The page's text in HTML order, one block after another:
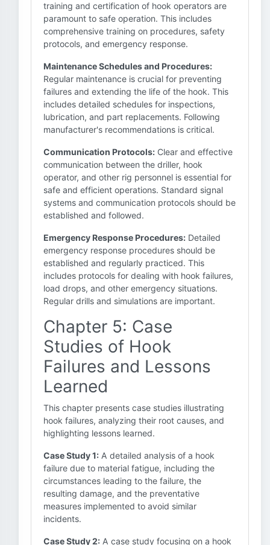
training and certification of hook operators are
paramount to safe operation. This includes
comprehensive training on procedures, safety
protocols, and emergency response.
Maintenance Schedules and Procedures:
Regular maintenance is crucial for preventing
failures and extending the life of the hook. This
includes detailed schedules for inspections,
lubrication, and part replacements. Following
manufacturer's recommendations is critical.
Communication Protocols: Clear and effective
communication between the driller, hook
operator, and other rig personnel is essential for
safe and efficient operations. Standard signal
systems and communication protocols should be
established and followed.
Emergency Response Procedures: Detailed
emergency response procedures should be
established and regularly practiced. This
includes protocols for dealing with hook failures,
load drops, and other emergency situations.
Regular drills and simulations are important.
Chapter 5: Case
Studies of Hook
Failures and Lessons
Learned
This chapter presents case studies illustrating
hook failures, analyzing their root causes, and
highlighting lessons learned.
Case Study 1: A detailed analysis of a hook
failure due to material fatigue, including the
circumstances leading to the failure, the
resulting damage, and the preventative
measures implemented to avoid similar
incidents.
Case Study 2: A case study focusing on a hook